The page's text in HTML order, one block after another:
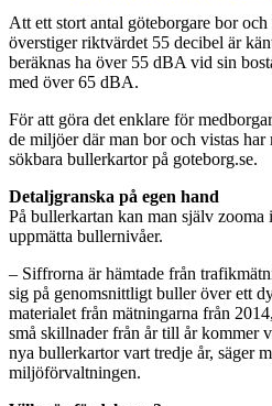
Att ett stort antal göteborgare bor
överstiger riktvärdet 55 decibel är
beräknas ha över 55 dBA vid sin
med över 65 dBA.
För att göra det enklare för
de miljöer där man bor och vistas
sökbara bullerkartor på goteborg.se.
Detaljgranska på egen hand
På bullerkartan kan man själv zooma
uppmätta bullernivåer.
– Siffrorna är hämtade från
sig på genomsnittligt buller över ett
materialet från mätningarna från
små skillnader från år till år kommer
nya bullerkartor vart tredje år, säger
miljöförvaltningen.